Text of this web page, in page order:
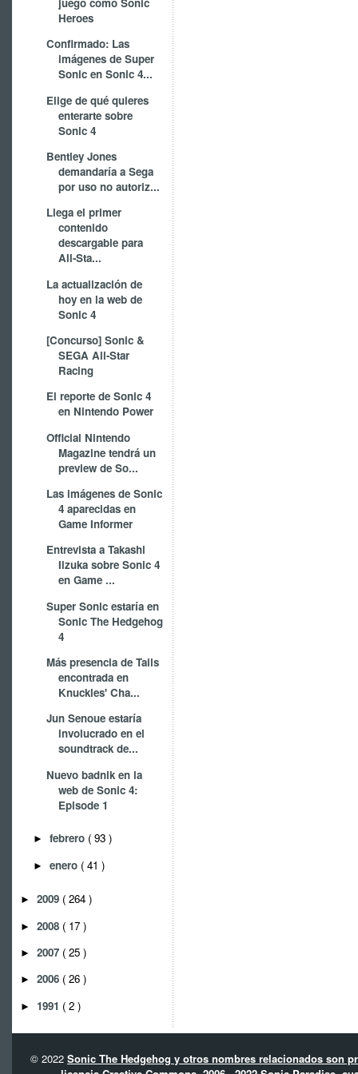
Heroes
Confirmado: Las
imágenes de Super
Sonic en Sonic 4...
Elige de qué quieres
enterarte sobre
Sonic 4
Bentley Jones
demandaría a Sega
por uso no autoriz...
Llega el primer
contenido
descargable para
All-Sta...
La actualización de
hoy en la web de
Sonic 4
[Concurso] Sonic &
SEGA All-Star
Racing
El reporte de Sonic 4
en Nintendo Power
Official Nintendo
Magazine tendrá un
preview de So...
Las imágenes de Sonic
4 aparecidas en
Game Informer
Entrevista a Takashi
Iizuka sobre Sonic 4
en Game ...
Super Sonic estaría en
Sonic The Hedgehog
4
Más presencia de Tails
encontrada en
Knuckles' Cha...
Jun Senoue estaría
involucrado en el
soundtrack de...
Nuevo badnik en la
web de Sonic 4:
Episode 1
► febrero ( 93 )
► enero ( 41 )
► 2009 ( 264 )
► 2008 ( 17 )
► 2007 ( 25 )
► 2006 ( 26 )
► 1991 ( 2 )
© 2022 Sonic The Hedgehog y otros nombres relacionados son